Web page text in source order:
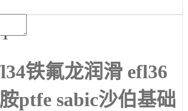
1
铁氟龙润滑 efl36
ptfe sabic沙伯基础